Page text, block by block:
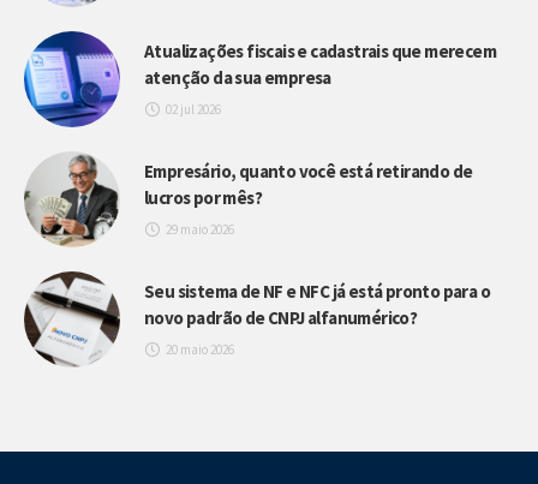
Atualizações fiscais e cadastrais que merecem
atenção da sua empresa
02 jul 2026
Empresário, quanto você está retirando de
lucros por mês?
29 maio 2026
Seu sistema de NF e NFC já está pronto para o
novo padrão de CNPJ alfanumérico?
20 maio 2026